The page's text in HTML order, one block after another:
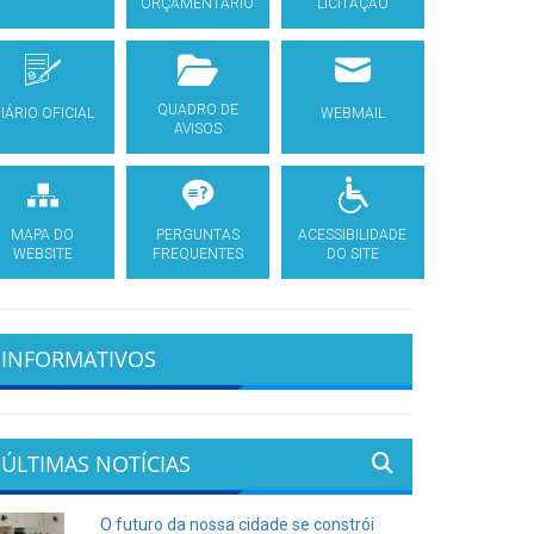
ORÇAMENTÁRIO LICITAÇÃO
OFICIAL
QUADRO DE
AVISOS
WEBMAIL
MAPA DO
WEBSITE
PERGUNTAS
FREQUENTES
ACESSIBILIDADE
DO SITE
INFORMATIVOS
ÚLTIMAS NOTÍCIAS
O futuro da nossa cidade se constrói